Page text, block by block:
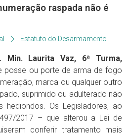
raspada não é
Estatuto do Desarmamento
Min. Laurita Vaz, 6ª Turma,
posse ou porte de arma de fogo
marca ou qualquer outro
suprimido ou adulterado não
Os Legisladores, ao
2017 – que alterou a Lei de
conferir tratamento mais